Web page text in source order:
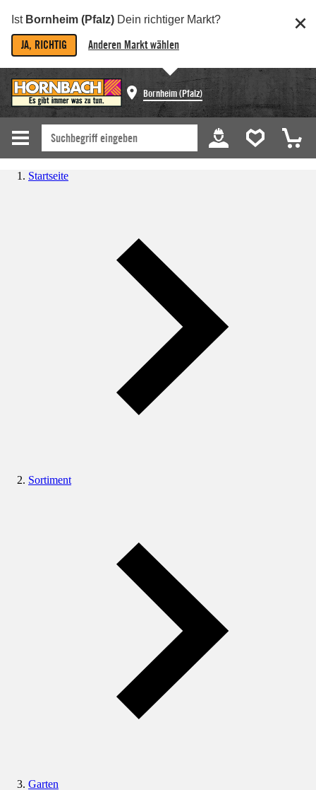
Ist Bornheim (Pfalz) Dein richtiger Markt?
JA, RICHTIG Anderen Markt wählen
Bornheim (Pfalz)
Startseite
Sortiment
Garten